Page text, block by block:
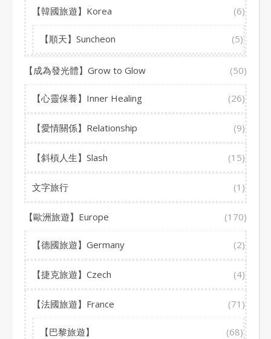
【韓國旅遊】Korea (6)
【順天】Suncheon (5)
【成為發光體】Grow to Glow (50)
【心靈保養】Inner Healing (26)
【愛情關係】Relationship (9)
【斜槓人生】Slash (15)
文字旅行 (1)
【歐洲旅遊】Europe (170)
【德國旅遊】Germany (2)
【捷克旅遊】Czech (4)
【法國旅遊】France (71)
【巴黎旅遊】 (68)